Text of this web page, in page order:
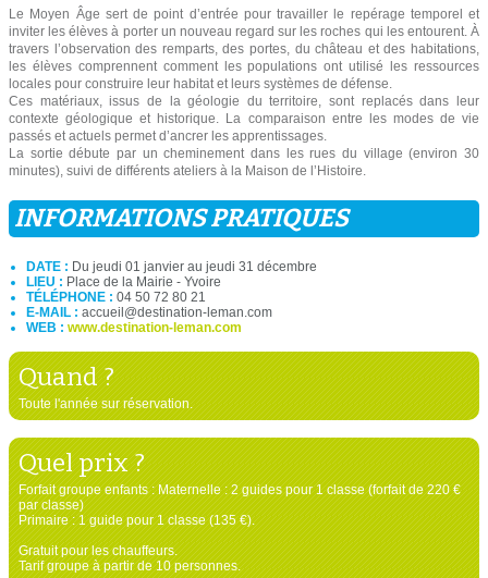
Le Moyen Âge sert de point d’entrée pour travailler le repérage temporel et
inviter les élèves à porter un nouveau regard sur les roches qui les entourent. À
travers l’observation des remparts, des portes, du château et des habitations,
les élèves comprennent comment les populations ont utilisé les ressources
locales pour construire leur habitat et leurs systèmes de défense.
Ces matériaux, issus de la géologie du territoire, sont replacés dans leur
contexte géologique et historique. La comparaison entre les modes de vie
passés et actuels permet d’ancrer les apprentissages.
La sortie débute par un cheminement dans les rues du village (environ 30
minutes), suivi de différents ateliers à la Maison de l’Histoire.
INFORMATIONS PRATIQUES
DATE : Du jeudi 01 janvier au jeudi 31 décembre
LIEU : Place de la Mairie - Yvoire
TÉLÉPHONE : 04 50 72 80 21
E-MAIL : accueil@destination-leman.com
WEB : www.destination-leman.com
Quand ?
Toute l'année sur réservation.
Quel prix ?
Forfait groupe enfants : Maternelle : 2 guides pour 1 classe (forfait de 220 €
par classe)
Primaire : 1 guide pour 1 classe (135 €).
Gratuit pour les chauffeurs.
Tarif groupe à partir de 10 personnes.